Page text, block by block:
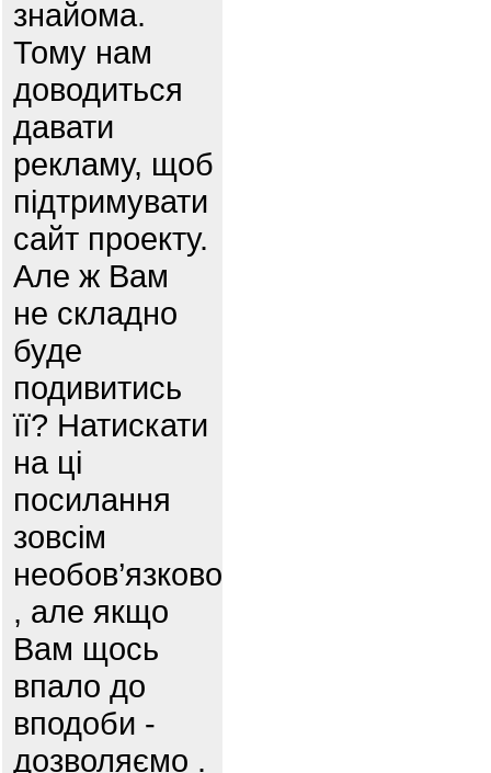
знайома.
Тому нам
доводиться
давати
рекламу, щоб
підтримувати
сайт проекту.
Але ж Вам
не складно
буде
подивитись
її? Натискати
на ці
посилання
зовсім
необов’язково
, але якщо
Вам щось
впало до
вподоби -
дозволяємо .